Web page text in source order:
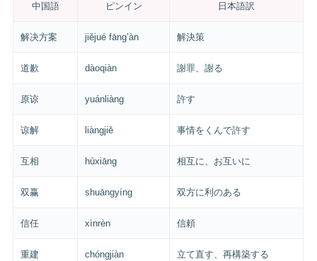
中国語 ピンイン 日本語訳
解决方案 jiějué fāng’àn 解決策
道歉 dàoqiàn 謝罪、謝る
原谅 yuánliàng 許す
谅解 liàngjiě 事情をくんで許す
互相 hùxiāng 相互に、お互いに
双赢 shuāngyíng 双方に利のある
信任 xìnrèn 信頼
重建 chóngjiàn 立て直す、再構築する